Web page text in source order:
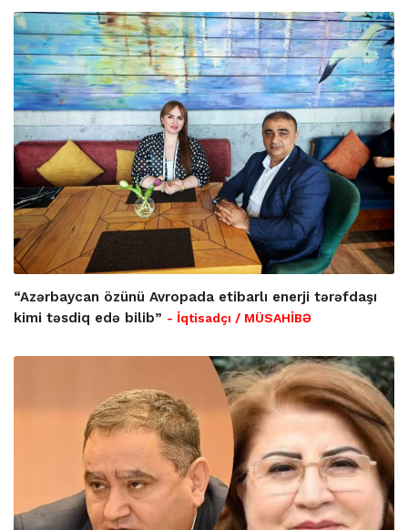
“Azərbaycan özünü Avropada etibarlı enerji tərəfdaşı
kimi təsdiq edə bilib” - İqtisadçı / MÜSAHİBƏ